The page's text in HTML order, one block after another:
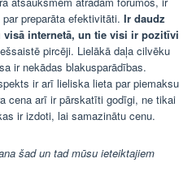
preparāta efektivitāti. Ir daudz
visā internetā, un tie visi ir pozitīvi
pircēji. Lielākā daļa cilvēku
ir nekādas blakusparādības.
ir arī lieliska lieta par piemaksu
cena arī ir pārskatīti godīgi, ne tikai
ir izdoti, lai samazinātu cenu.
šad un tad mūsu ieteiktajiem